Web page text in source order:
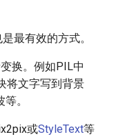
最有效的方式。
换。例如PIL中
将文字写到背景
。
或StyleText等